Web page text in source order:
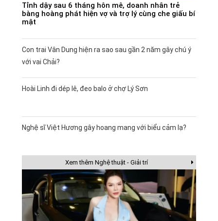
Tỉnh dậy sau 6 tháng hôn mê, doanh nhân trẻ
bàng hoàng phát hiện vợ và trợ lý cùng che giấu bí
mật
Con trai Vân Dung hiện ra sao sau gần 2 năm gây chú ý
với vai Chải?
Hoài Linh đi dép lê, đeo balo ở chợ Lý Sơn
Nghệ sĩ Việt Hương gây hoang mang với biểu cảm lạ?
Xem thêm Nghệ thuật - Giải trí